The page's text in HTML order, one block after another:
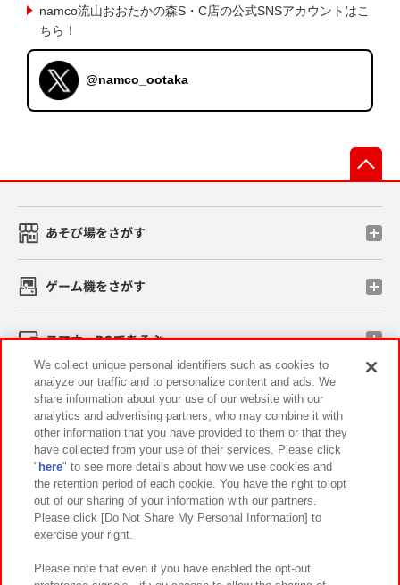
namco流山おおたかの森S・C店の公式SNSアカウントはこ
ちら！
@namco_ootaka
あそび場をさがす
ゲーム機をさがす
スマホ・PCであそぶ
イベント・キャンペーン
関連会社 サステナビリティ サイトポリシー
プライバシーポリシー ウェブアクセシビリティ方針と検証結果
お取引先さまとともに
カスタマーハラスメント対応方針 よくあるご質問・お問い合わせ
We collect unique personal identifiers such as cookies to
analyze our traffic and to personalize content and ads. We
share information about your use of our website with our
analytics and advertising partners, who may combine it with
other information that you have provided to them or that they
have collected from your use of their services. Please click
" here" to see more details about how we use cookies and
the retention period of each cookie. You have the right to opt
out of our sharing of your information with our partners.
Please click [Do Not Share My Personal Information] to
exercise your right.
Please note that even if you have enabled the opt-out